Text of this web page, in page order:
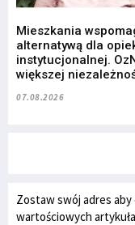
Mieszkania
alternatywą dla
instytucjonalnej.
większej
07.08.2026
Zostaw swój adres
wartościowych